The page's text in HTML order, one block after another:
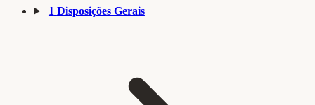
1 Disposições Gerais